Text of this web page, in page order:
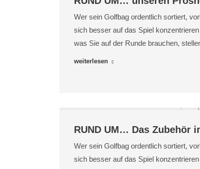
Wer sein Golfbag ordentlich sortiert,
sich besser auf das Spiel
was Sie auf der Runde brauchen,
weiterlesen
RUND UM… Das Zubehör
Wer sein Golfbag ordentlich sortiert,
sich besser auf das Spiel